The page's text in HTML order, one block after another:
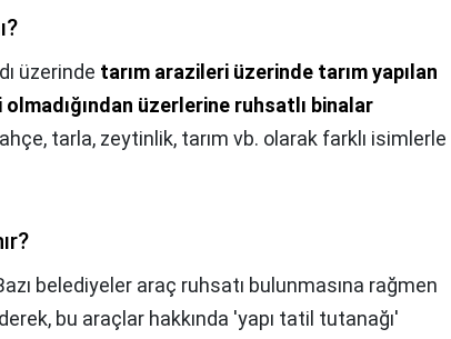
üzerinde tarım arazileri üzerinde tarım yapılan
üzerlerine ruhsatlı binalar
tarla, zeytinlik, tarım vb. olarak farklı isimlerle
belediyeler araç ruhsatı bulunmasına rağmen
bu araçlar hakkında 'yapı tatil tutanağı'